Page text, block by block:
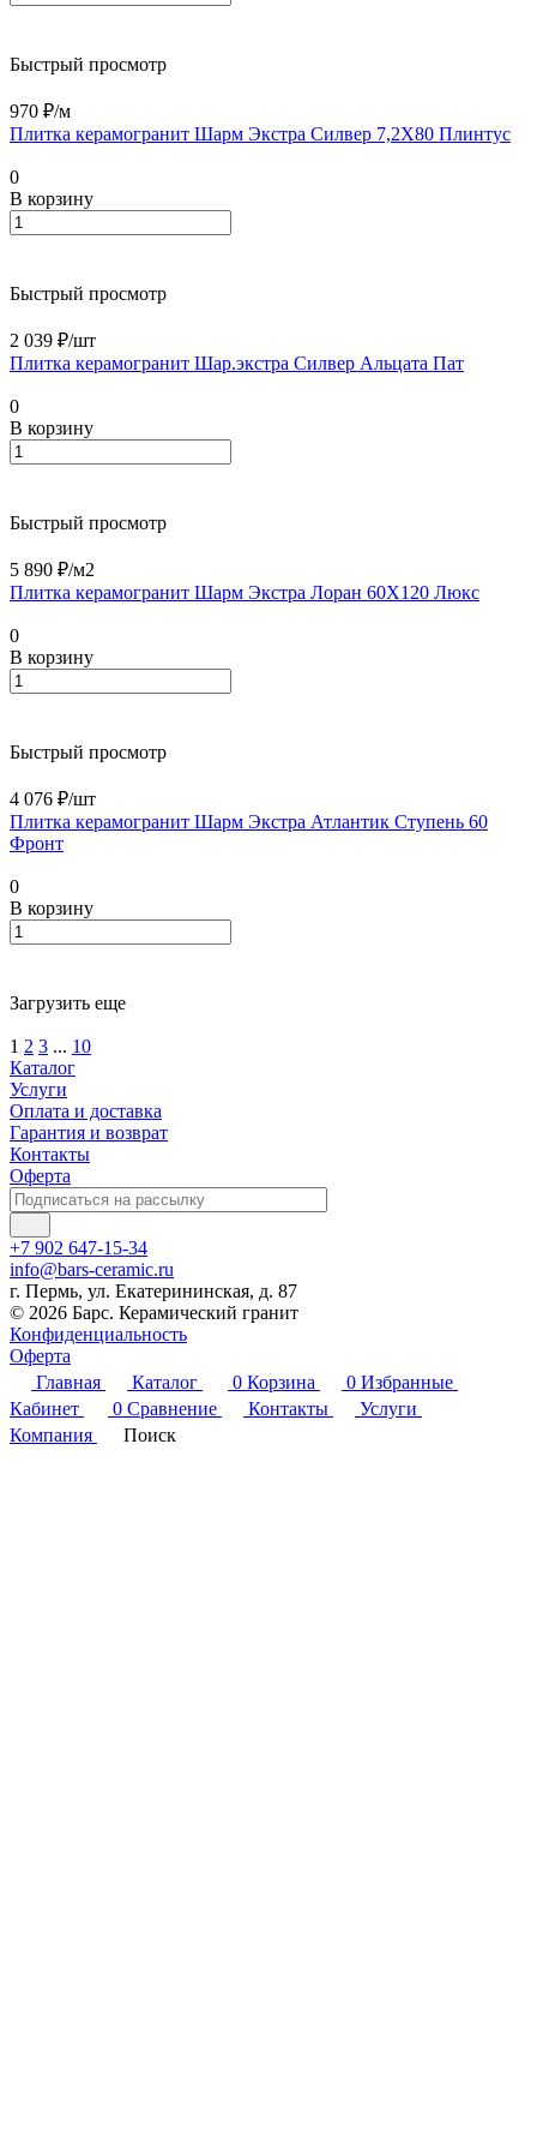
Быстрый просмотр
970 ₽/м
Плитка керамогранит Шарм Экстра Силвер 7,2X80 Плинтус
0
В корзину
Быстрый просмотр
2 039 ₽/шт
Плитка керамогранит Шар.экстра Силвер Альцата Пат
0
В корзину
Быстрый просмотр
5 890 ₽/м2
Плитка керамогранит Шарм Экстра Лоран 60X120 Люкс
0
В корзину
Быстрый просмотр
4 076 ₽/шт
Плитка керамогранит Шарм Экстра Атлантик Ступень 60
Фронт
0
В корзину
Загрузить еще
1 2 3 ... 10
Каталог
Услуги
Оплата и доставка
Гарантия и возврат
Контакты
Оферта
+7 902 647-15-34
info@bars-ceramic.ru
г. Пермь, ул. Екатерининская, д. 87
© 2026 Барс. Керамический гранит
Конфиденциальность
Оферта
Главная
Каталог 0 Корзина 0 Избранные
Кабинет
0 Сравнение Контакты
Услуги
Компания
Поиск